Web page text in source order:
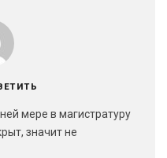
мере в магистратуру
значит не